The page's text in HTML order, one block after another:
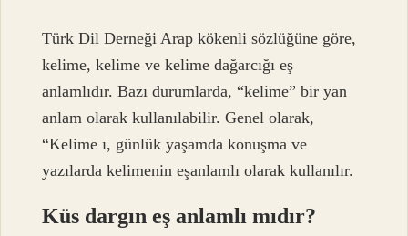
Türk Dil Derneği Arap kökenli sözlüğüne göre,
kelime, kelime ve kelime dağarcığı eş
anlamlıdır. Bazı durumlarda, “kelime” bir yan
anlam olarak kullanılabilir. Genel olarak,
“Kelime ı, günlük yaşamda konuşma ve
yazılarda kelimenin eşanlamlı olarak kullanılır.
Küs dargın eş anlamlı mıdır?